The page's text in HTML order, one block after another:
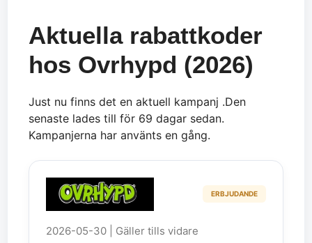
Aktuella rabattkoder
hos Ovrhypd (2026)
Just nu finns det en aktuell kampanj .Den
senaste lades till för 69 dagar sedan.
Kampanjerna har använts en gång.
ERBJUDANDE
2026-05-30 | Gäller tills vidare